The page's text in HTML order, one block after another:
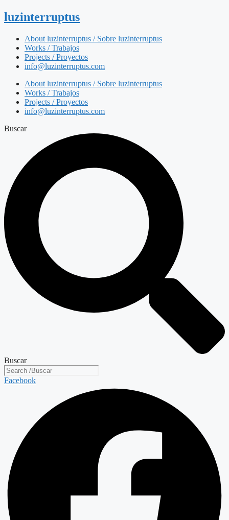
luzinterruptus
About luzinterruptus / Sobre luzinterruptus
Works / Trabajos
Projects / Proyectos
info@luzinterruptus.com
About luzinterruptus / Sobre luzinterruptus
Works / Trabajos
Projects / Proyectos
info@luzinterruptus.com
Buscar
Buscar
Facebook